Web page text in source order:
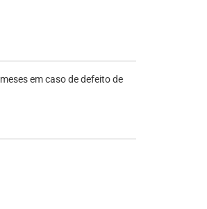
em caso de defeito de